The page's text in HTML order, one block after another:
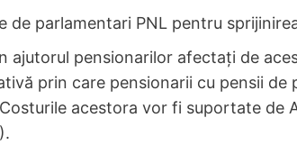
de parlamentari PNL pentru
ajutorul pensionarilor afectați de
prin care pensionarii cu pensii
acestora vor fi suportate de